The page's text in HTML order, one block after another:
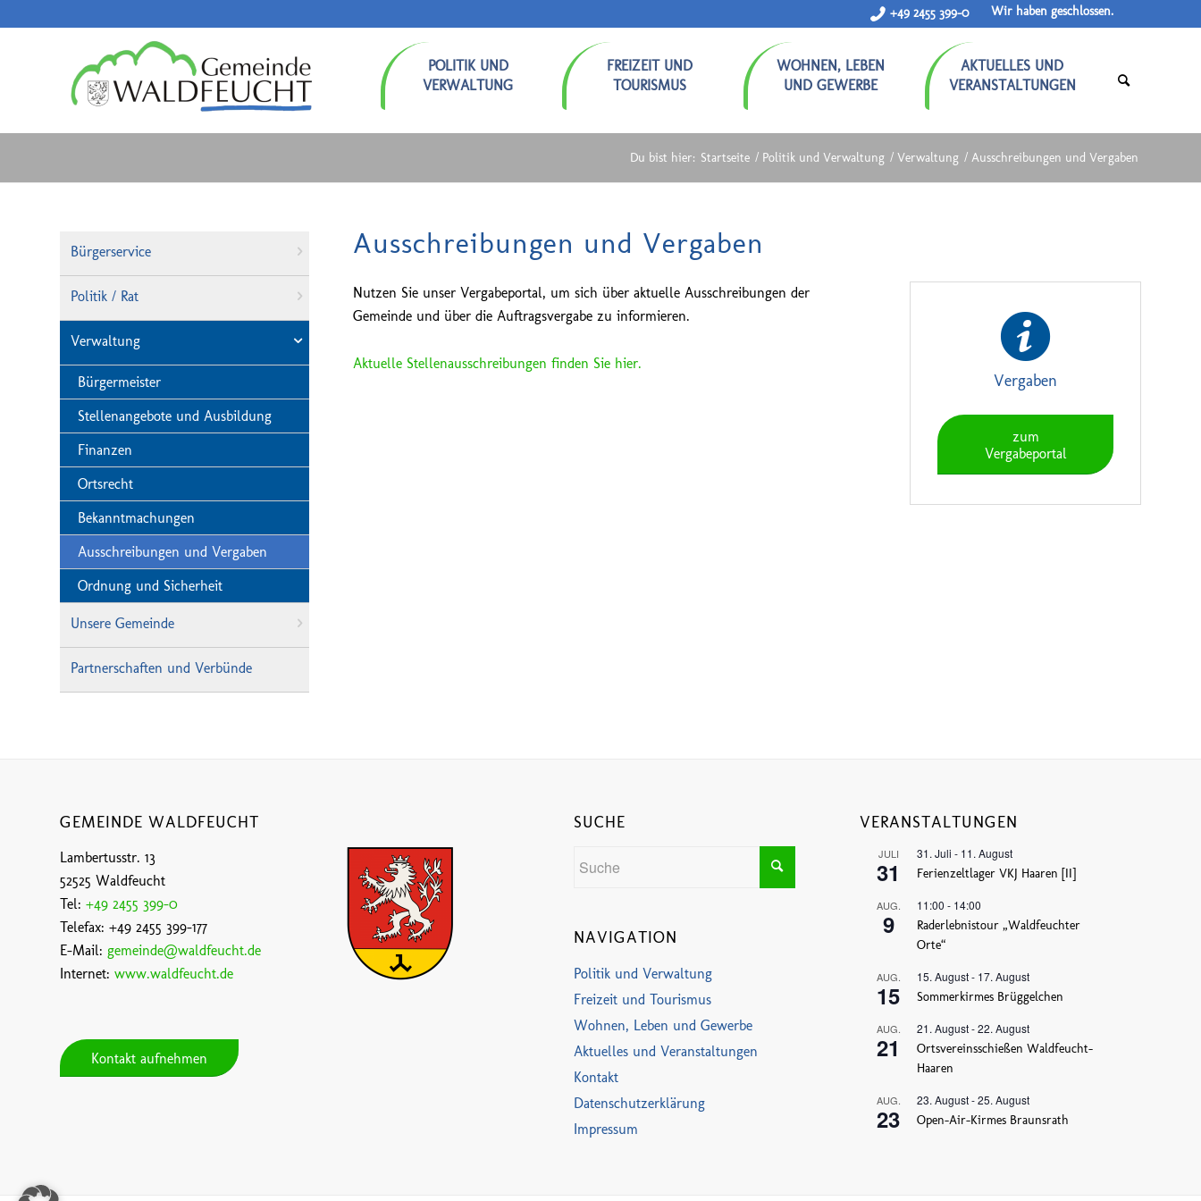
+49 2455 399-0 Wir haben geschlossen.
POLITIK UND
VERWALTUNG
FREIZEIT UND
TOURISMUS
WOHNEN, LEBEN
UND GEWERBE
AKTUELLES UND
VERANSTALTUNGEN
Du bist hier: Startseite / Politik und Verwaltung / Verwaltung / Ausschreibungen und Vergaben
Ausschreibungen und Vergaben
Nutzen Sie unser Vergabeportal, um sich über aktuelle Ausschreibungen der
Gemeinde und über die Auftragsvergabe zu informieren.
Aktuelle Stellenausschreibungen finden Sie hier.
Vergaben
zum
Vergabeportal
Bürgerservice
Politik / Rat
Verwaltung
Bürgermeister
Stellenangebote und Ausbildung
Finanzen
Ortsrecht
Bekanntmachungen
Ausschreibungen und Vergaben
Ordnung und Sicherheit
Unsere Gemeinde
Partnerschaften und Verbünde
GEMEINDE WALDFEUCHT
Lambertusstr. 13
52525 Waldfeucht
Tel: +49 2455 399-0
Telefax: +49 2455 399-177
E-Mail: gemeinde@waldfeucht.de
Internet: www.waldfeucht.de
Kontakt aufnehmen
SUCHE
NAVIGATION
Politik und Verwaltung
Freizeit und Tourismus
Wohnen, Leben und Gewerbe
Aktuelles und Veranstaltungen
Kontakt
Datenschutzerklärung
Impressum
VERANSTALTUNGEN
JULI
31
31. Juli - 11. August
Ferienzeltlager VKJ Haaren [II]
AUG.
9
11:00 - 14:00
Raderlebnistour „Waldfeuchter
Orte“
AUG.
15
15. August- 17. August
Sommerkirmes Brüggelchen
AUG.
21
21. August-22. August
Ortsvereinsschießen Waldfeucht-
Haaren
AUG.
23
23. August-25. August
Open-Air-Kirmes Braunsrath